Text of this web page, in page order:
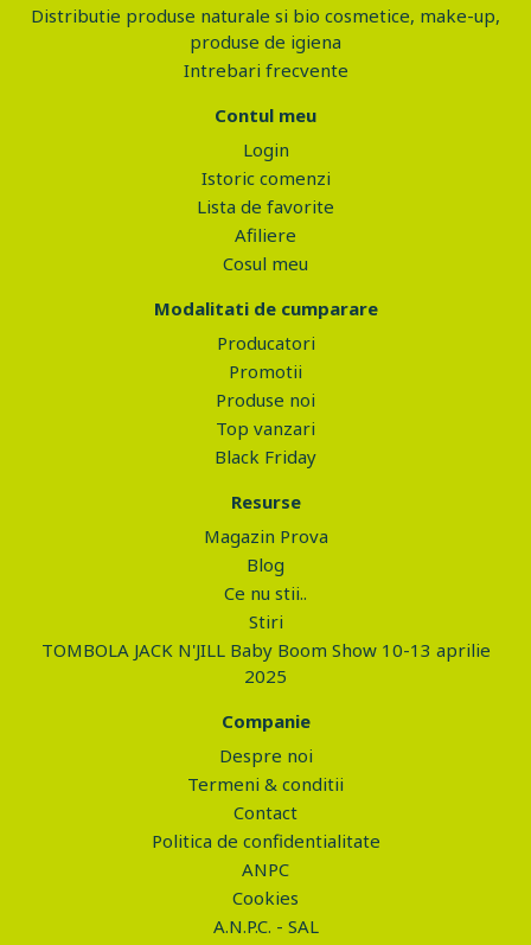
Distributie produse naturale si bio cosmetice, make-up,
produse de igiena
Intrebari frecvente
Contul meu
Login
Istoric comenzi
Lista de favorite
Afiliere
Cosul meu
Modalitati de cumparare
Producatori
Promotii
Produse noi
Top vanzari
Black Friday
Resurse
Magazin Prova
Blog
Ce nu stii..
Stiri
TOMBOLA JACK N'JILL Baby Boom Show 10-13 aprilie
2025
Companie
Despre noi
Termeni & conditii
Contact
Politica de confidentialitate
ANPC
Cookies
A.N.P.C. - SAL